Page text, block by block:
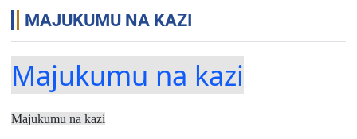
MAJUKUMU NA KAZI
Majukumu na kazi
Majukumu na kazi